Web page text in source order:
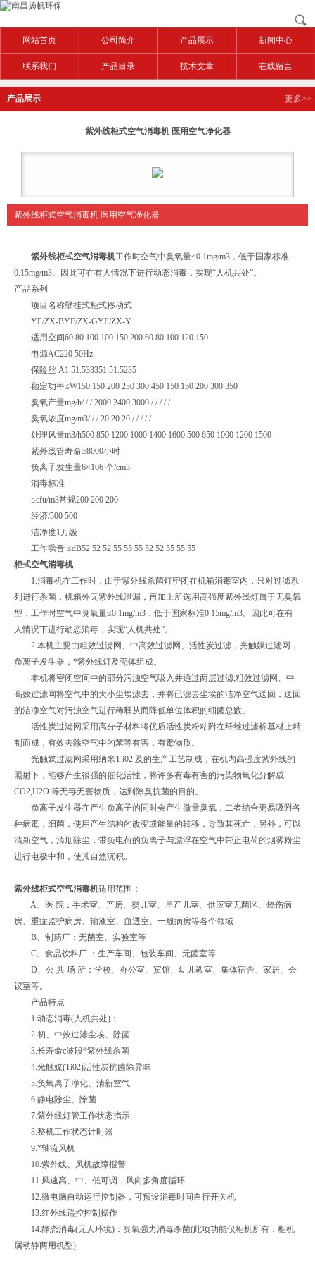
网站首页 公司简介 产品展示 新闻中心
联系我们 产品目录 技术文章 在线留言
产品展示 更多>>
紫外线柜式空气消毒机 医用空气净化器
紫外线柜式空气消毒机 医用空气净化器
紫外线柜式空气消毒机工作时空气中臭氧量≤0.1mg/m3，低于国家标准
0.15mg/m3。因此可在有人情况下进行动态消毒，实现“人机共处”。
产品系列
项目名称壁挂式柜式移动式
YF/ZX-BYF/ZX-GYF/ZX-Y
适用空间60 80 100 100 150 200 60 80 100 120 150
电源AC220 50Hz
保险丝 A1.51.533351.51.5235
额定功率≤W150 150 200 250 300 450 150 150 200 300 350
臭氧产量mg/h/ / / 2000 2400 3000 / / / / /
臭氧浓度mg/m3/ / / 20 20 20 / / / / /
处理风量m3/h500 850 1200 1000 1400 1600 500 650 1000 1200 1500
紫外线管寿命≥8000小时
负离子发生量6×106 个/cm3
消毒标准
≤cfu/m3常规200 200 200
经济/500 500
洁净度1万级
工作噪音 ≤dB52 52 52 55 55 55 52 52 55 55 55
柜式空气消毒机
1.消毒机在工作时，由于紫外线杀菌灯密闭在机箱消毒室内，只对过滤系
列进行杀菌，机箱外无紫外线泄漏，再加上所选用高强度紫外线灯属于无臭氧
型，工作时空气中臭氧量≤0.1mg/m3，低于国家标准0.15mg/m3。因此可在有
人情况下进行动态消毒，实现“人机共处”。
2.本机主要由粗效过滤网、中高效过滤网、活性炭过滤，光触媒过滤网，
负离子发生器，*紫外线灯及壳体组成。
本机将密闭空间中的部分污浊空气吸入并通过两层过滤;粗效过滤网、中
高效过滤网将空气中的大小尘埃滤去，并将已滤去尘埃的洁净空气送回，送回
的洁净空气对污浊空气进行稀释从而降低单位体积的细菌总数。
活性炭过滤网采用高分子材料将优质活性炭粉粘附在纤维过滤棉基材上精
制而成，有效去除空气中的苯等有害，有毒物质。
光触媒过滤网采用纳米T i02 及的生产工艺制成，在机内高强度紫外线的
照射下，能够产生很强的催化活性，将许多有毒有害的污染物氧化分解成
CO2,H2O 等无毒无害物质，达到除臭抗菌的目的。
负离子发生器在产生负离子的同时会产生微量臭氧，二者结合更易吸附各
种病毒，细菌，使用产生结构的改变或能量的转移，导致其死亡，另外，可以
清新空气，清烟除尘，带负电荷的负离子与漂浮在空气中带正电荷的烟雾粉尘
进行电极中和，使其自然沉积。
紫外线柜式空气消毒机适用范围：
A、医 院：手术室、产房、婴儿室、早产儿室、供应室无菌区、烧伤病
房、重症监护病房、输液室、血透室、一般病房等各个领域
B、制药厂：无菌室、实验室等
C、食品饮料厂 ：生产车间、包装车间、无菌室等
D、公 共 场 所：学校、办公室、宾馆、幼儿教室、集体宿舍、家居、会
议室等。
产品特点
1.动态消毒(人机共处)：
2.初、中效过滤尘埃、除菌
3.长寿命c波段*紫外线杀菌
4.光触媒(Ti02)活性炭抗菌除异味
5.负氧离子净化、清新空气
6.静电除尘、除菌
7.紫外线灯管工作状态指示
8.整机工作状态计时器
9.*轴流风机
10.紫外线、风机故障报警
11.风速高、中、低可调，风向多角度循环
12.微电脑自动运行控制器，可预设消毒时间自行开关机
13.红外线遥控控制操作
14.静态消毒(无人环境)：臭氧强力消毒杀菌(此项功能仅柜机所有：柜机
属动静两用机型)